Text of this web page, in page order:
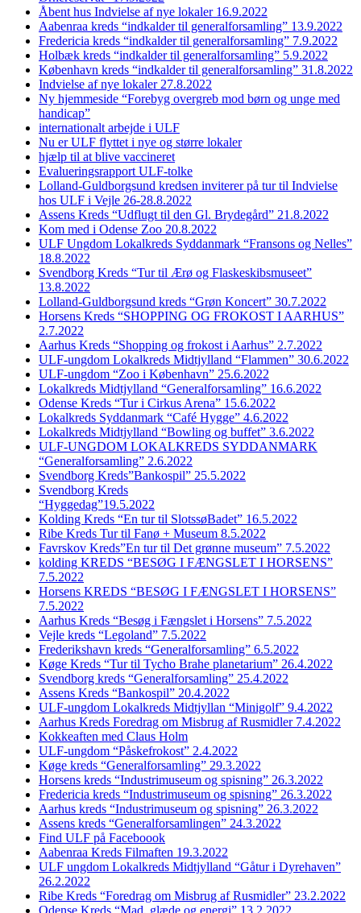
Åbent hus Indvielse af nye lokaler 16.9.2022
Aabenraa kreds “indkalder til generalforsamling” 13.9.2022
Fredericia kreds “indkalder til generalforsamling” 7.9.2022
Holbæk kreds “indkalder til generalforsamling” 5.9.2022
København kreds “indkalder til generalforsamling” 31.8.2022
Indvielse af nye lokaler 27.8.2022
Ny hjemmeside “Forebyg overgreb mod børn og unge med
handicap”
internationalt arbejde i ULF
Nu er ULF flyttet i nye og større lokaler
hjælp til at blive vaccineret
Evalueringsrapport ULF-tolke
Lolland-Guldborgsund kredsen inviterer på tur til Indvielse
hos ULF i Vejle 26-28.8.2022
Assens Kreds “Udflugt til den Gl. Brydegård” 21.8.2022
Kom med i Odense Zoo 20.8.2022
ULF Ungdom Lokalkreds Syddanmark “Fransons og Nelles”
18.8.2022
Svendborg Kreds “Tur til Ærø og Flaskeskibsmuseet”
13.8.2022
Lolland-Guldborgsund kreds “Grøn Koncert” 30.7.2022
Horsens Kreds “SHOPPING OG FROKOST I AARHUS”
2.7.2022
Aarhus Kreds “Shopping og frokost i Aarhus” 2.7.2022
ULF-ungdom Lokalkreds Midtjylland “Flammen” 30.6.2022
ULF-ungdom “Zoo i København” 25.6.2022
Lokalkreds Midtjylland “Generalforsamling” 16.6.2022
Odense Kreds “Tur i Cirkus Arena” 15.6.2022
Lokalkreds Syddanmark “Café Hygge” 4.6.2022
Lokalkreds Midtjylland “Bowling og buffet” 3.6.2022
ULF-UNGDOM LOKALKREDS SYDDANMARK
“Generalforsamling” 2.6.2022
Svendborg Kreds”Bankospil” 25.5.2022
Svendborg Kreds
“Hyggedag”19.5.2022
Kolding Kreds “En tur til SlotssøBadet” 16.5.2022
Ribe Kreds Tur til Fanø + Museum 8.5.2022
Favrskov Kreds”En tur til Det grønne museum” 7.5.2022
kolding KREDS “BESØG I FÆNGSLET I HORSENS”
7.5.2022
Horsens KREDS “BESØG I FÆNGSLET I HORSENS”
7.5.2022
Aarhus Kreds “Besøg i Fængslet i Horsens” 7.5.2022
Vejle kreds “Legoland” 7.5.2022
Frederikshavn kreds “Generalforsamling” 6.5.2022
Køge Kreds “Tur til Tycho Brahe planetarium” 26.4.2022
Svendborg kreds “Generalforsamling” 25.4.2022
Assens Kreds “Bankospil” 20.4.2022
ULF-ungdom Lokalkreds Midtjyllan “Minigolf” 9.4.2022
Aarhus Kreds Foredrag om Misbrug af Rusmidler 7.4.2022
Kokkeaften med Claus Holm
ULF-ungdom “Påskefrokost” 2.4.2022
Køge kreds “Generalforsamling” 29.3.2022
Horsens kreds “Industrimuseum og spisning” 26.3.2022
Fredericia kreds “Industrimuseum og spisning” 26.3.2022
Aarhus kreds “Industrimuseum og spisning” 26.3.2022
Assens kreds “Generalforsamlingen” 24.3.2022
Find ULF på Faceboook
Aabenraa Kreds Filmaften 19.3.2022
ULF ungdom Lokalkreds Midtjylland “Gåtur i Dyrehaven”
26.2.2022
Ribe Kreds “Foredrag om Misbrug af Rusmidler” 23.2.2022